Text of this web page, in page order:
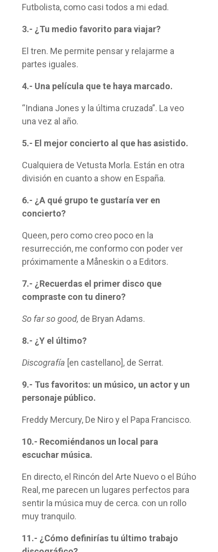
Futbolista, como casi todos a mi edad.
3.- ¿Tu medio favorito para viajar?
El tren. Me permite pensar y relajarme a
partes iguales.
4.- Una película que te haya marcado.
“Indiana Jones y la última cruzada”. La veo
una vez al año.
5.- El mejor concierto al que has asistido.
Cualquiera de Vetusta Morla. Están en otra
división en cuanto a show en España.
6.- ¿A qué grupo te gustaría ver en
concierto?
Queen, pero como creo poco en la
resurrección, me conformo con poder ver
próximamente a Måneskin o a Editors.
7.- ¿Recuerdas el primer disco que
compraste con tu dinero?
So far so good, de Bryan Adams.
8.- ¿Y el último?
Discografía [en castellano], de Serrat.
9.- Tus favoritos: un músico, un actor y un
personaje público.
Freddy Mercury, De Niro y el Papa Francisco.
10.- Recomiéndanos un local para
escuchar música.
En directo, el Rincón del Arte Nuevo o el Búho
Real, me parecen un lugares perfectos para
sentir la música muy de cerca. con un rollo
muy tranquilo.
11.- ¿Cómo definirías tu último trabajo